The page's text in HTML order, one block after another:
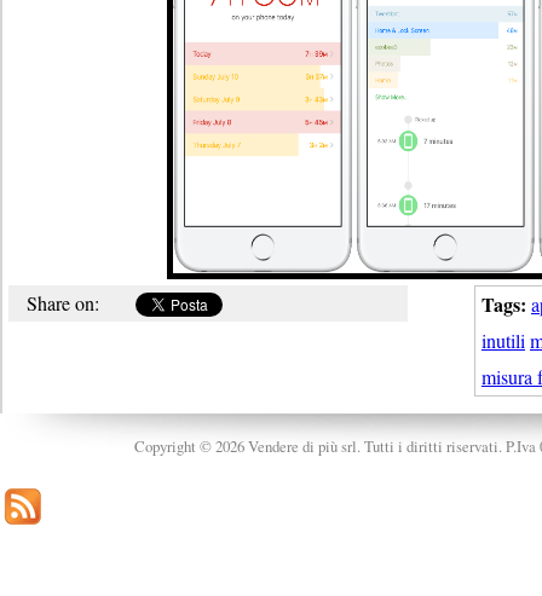
Tags:
inutili
misura
Share on:
Copyright © 2026 Vendere di più srl. Tutti i diritti riservati. P.Iva